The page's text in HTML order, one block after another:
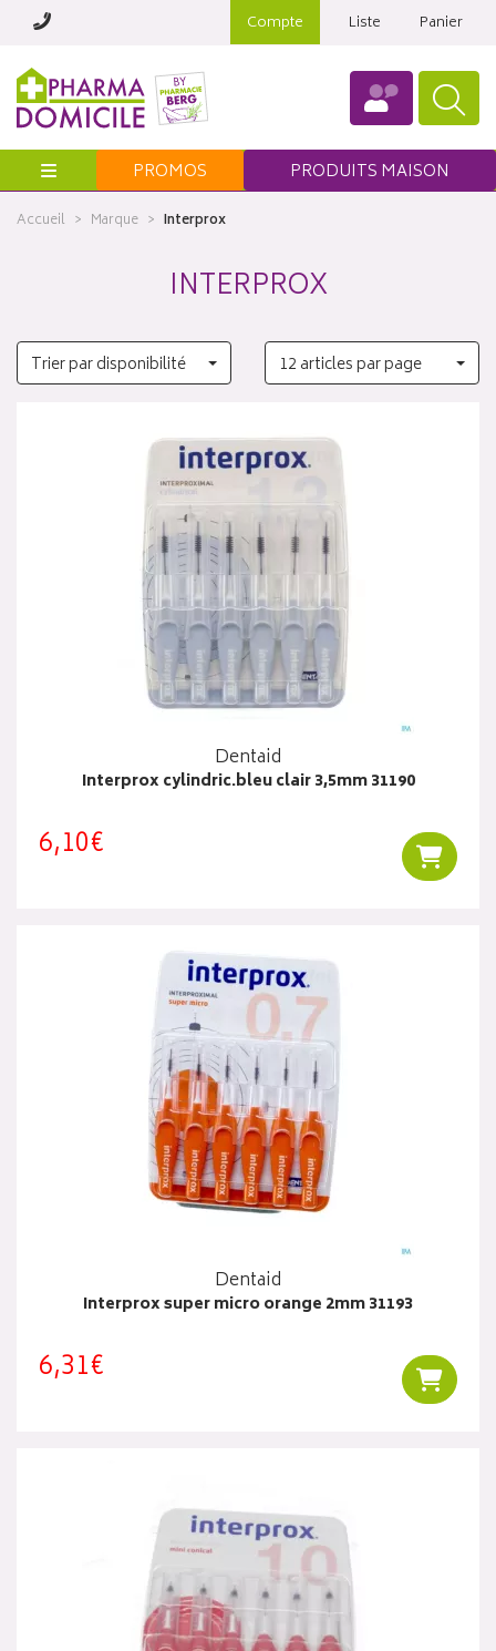
Compte Liste Panier
Menu PROMOS PRODUITS MAISON
Accueil Marque Interprox
INTERPROX
Trier par disponibilité 12 articles par page
Dentaid
Interprox cylindric.bleu clair 3,5mm 31190
6,10€
Dentaid
Interprox super micro orange 2mm 31193
6,31€